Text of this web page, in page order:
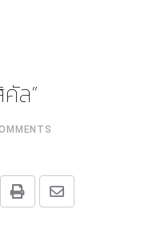
ล”
Print
Share